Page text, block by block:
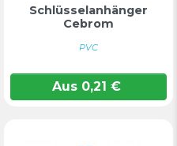
Schlüsselanhänger
Cebrom
PVC
Aus 0,21 €